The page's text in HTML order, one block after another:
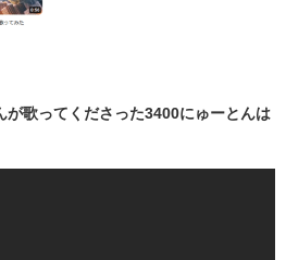
が歌ってくださった3400にゅーとんは